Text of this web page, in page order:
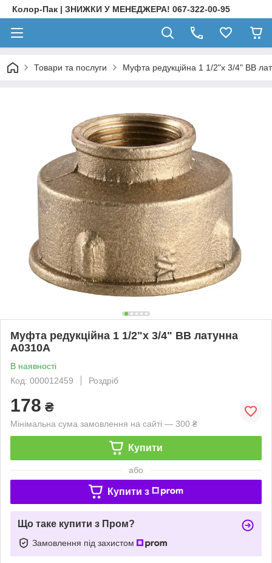
Колор-Пак | ЗНИЖКИ У МЕНЕДЖЕРА! 067-322-00-95
Товари та послуги Муфта редукційна 1 1/2"х 3/4" ВВ
Муфта редукційна 1 1/2"х 3/4" ВВ латунна
А0310А
В наявності
Код: 000012459
Роздріб
178 ₴
Мінімальна сума замовлення на сайті — 300 ₴
Купити
або
Купити з
Що таке купити з Пром?
Замовлення під захистом